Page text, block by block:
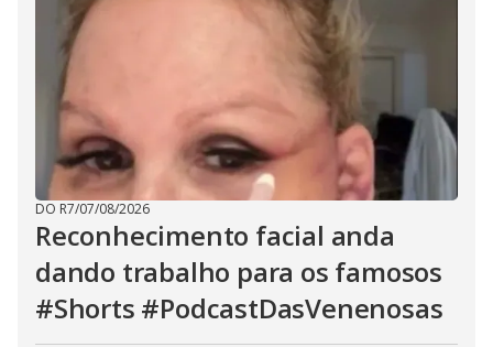
DO R7/07/08/2026
Reconhecimento facial anda
dando trabalho para os famosos
#Shorts #PodcastDasVenenosas